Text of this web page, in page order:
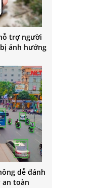
trợ người
ảnh hưởng
dễ đánh
an toàn